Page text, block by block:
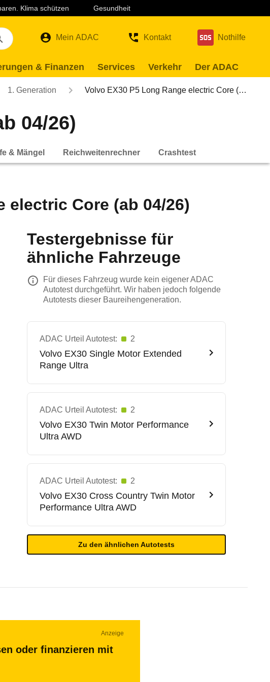
Klima schützen Gesundheit
Mein ADAC Kontakt Nothilfe
& Finanzen Services Verkehr Der ADAC
1. Generation Volvo EX30 P5 Long Range electric Core (…
04/26)
& Mängel Reichweitenrechner Crashtest
electric Core (ab 04/26)
Testergebnisse für
ähnliche Fahrzeuge
Für dieses Fahrzeug wurde kein eigener ADAC
Autotest durchgeführt. Wir haben jedoch folgende
Autotests dieser Baureihengeneration.
ADAC Urteil Autotest: 2
Volvo EX30 Single Motor Extended
Range Ultra
ADAC Urteil Autotest: 2
Volvo EX30 Twin Motor Performance
Ultra AWD
ADAC Urteil Autotest: 2
Volvo EX30 Cross Country Twin Motor
Performance Ultra AWD
Zu den ähnlichen Autotests
Anzeige
oder finanzieren mit